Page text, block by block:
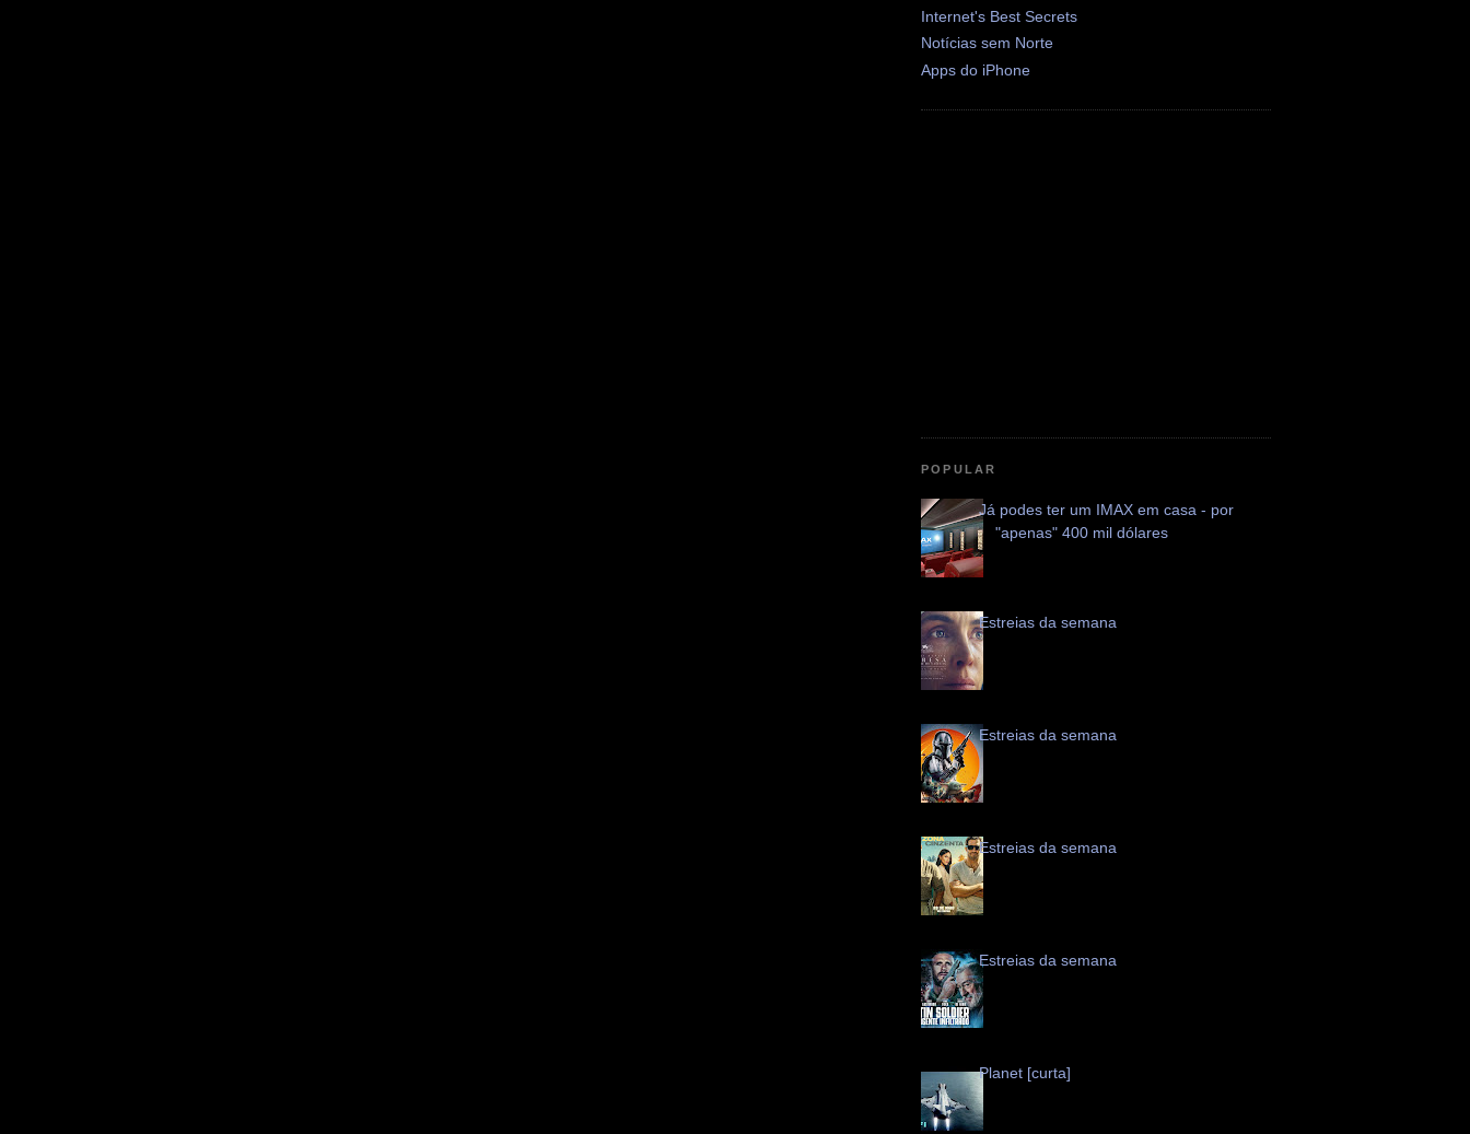
Internet's Best Secrets
Notícias sem Norte
Apps do iPhone
POPULAR
Já podes ter um IMAX em casa - por
"apenas" 400 mil dólares
Estreias da semana
Estreias da semana
Estreias da semana
Estreias da semana
Planet [curta]